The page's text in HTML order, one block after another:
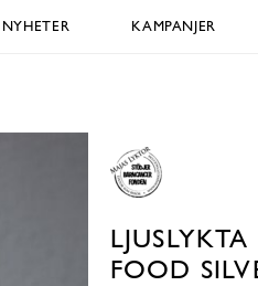
NYHETER KAMPANJER
FOOD